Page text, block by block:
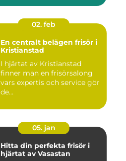
02. feb
En centralt belägen frisör i
Kristianstad
I hjärtat av Kristianstad
finner man en frisörsalong
vars expertis och service gör
de...
05. jan
Hitta din perfekta frisör i
hjärtat av Vasastan